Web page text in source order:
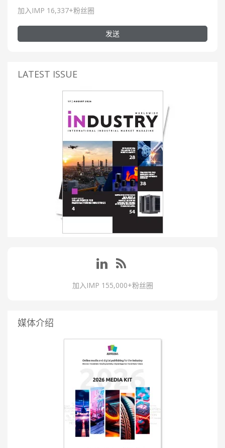
加入IMP 16,337+粉丝圈
发送
LATEST ISSUE
加入IMP 155,000+粉丝圈
媒体介绍